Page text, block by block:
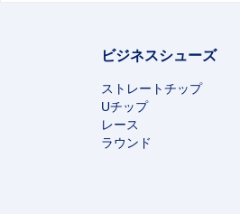
ビジネスシューズ
ストレートチップ
Uチップ
レース
ラウンド